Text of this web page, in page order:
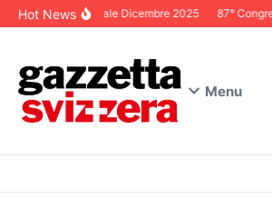
Salta al contenuto
Hot NewsEditoriale Dicembre 2025 87°
Menu